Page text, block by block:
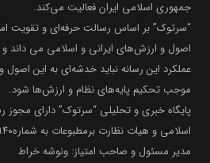
جمهوری اسلامی ایران فعالیت می‌کند.
“سرتوک” بر اساس رسالت حرفه‌ای و تقویت
اصول و ارزش‌های ایرانی و اسلامی می داند و
عملکرد این رسانه نباید خدشه‌ای به این اصول
موجب تحکیم پایه‌های نظام و ارزش‌ها شود.
پایگاه خبری و تحلیلی “سرتوک” دارای
اسلامی و هیات نظارت برمطبوعات به شماره۸۵۹۴۰ می‌باشد.
مدیر مسئول و صاحب امتیاز: ونوشه خراط